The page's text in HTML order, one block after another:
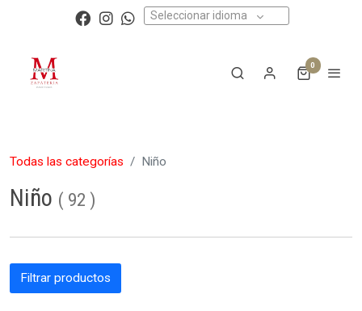
Seleccionar idioma
0
Todas las categorías Niño
Niño ( 92 )
Filtrar productos